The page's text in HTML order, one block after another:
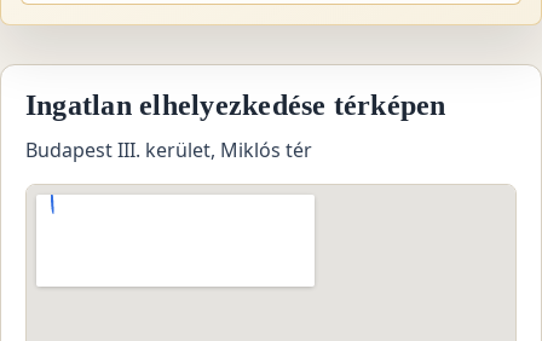
Ingatlan elhelyezkedése térképen
Budapest III. kerület, Miklós tér